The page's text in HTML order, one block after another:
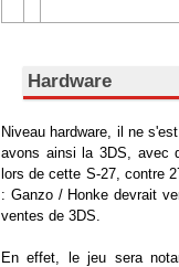
Hardware
Niveau hardware, il ne
avons ainsi la 3DS, avec
lors de cette S-27, contre
: Ganzo / Honke devrait
ventes de 3DS.
En effet, le jeu sera